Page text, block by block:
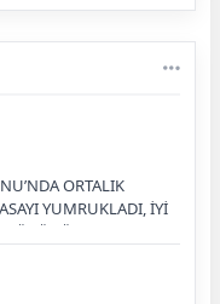
ORTALIK
YUMRUKLADI, İYİ
YÜRÜDÜ